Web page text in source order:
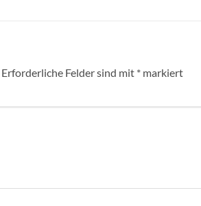
Erforderliche Felder sind mit * markiert